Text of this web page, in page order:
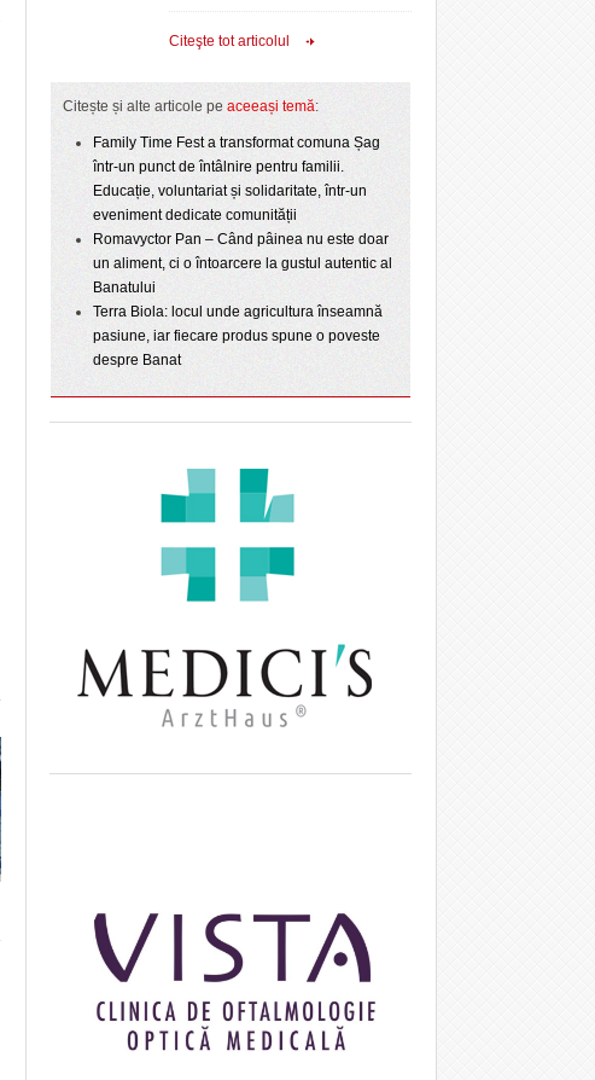
Citeşte tot articolul
Citește și alte articole pe aceeași temă:
Family Time Fest a transformat comuna Șag
într-un punct de întâlnire pentru familii.
Educație, voluntariat și solidaritate, într-un
eveniment dedicate comunității
Romavyctor Pan – Când pâinea nu este doar
un aliment, ci o întoarcere la gustul autentic al
Banatului
Terra Biola: locul unde agricultura înseamnă
pasiune, iar fiecare produs spune o poveste
despre Banat